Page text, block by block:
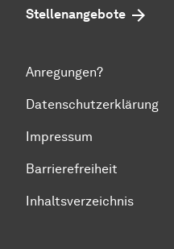
Stellenangebote
Anregungen?
Datenschutzerklärung
Impressum
Barrierefreiheit
Inhaltsverzeichnis